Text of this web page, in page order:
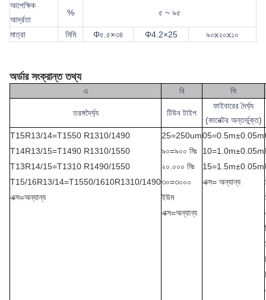
আপেক্ষিক
আর্দ্রতা
% ৫ ~ ৯৫
মাত্রা মিমি Φ৫.৫×৩৪ Φ4.2×25 ৯০x২০x১০
অর্ডার সংক্রান্ত তথ্য
এ বি সি
তরঙ্গদৈর্ঘ্য টিউব টাইপ
ফাইবারের দৈর্ঘ্য
(কানেক্টর অন্তর্ভুক্ত)
T15R13/14=T1550 R1310/1490
T14R13/15=T1490 R1310/1550
T13R14/15=T1310 R1490/1550
T15/16R13/14=T1550/1610R1310/1490
এক্স=অন্যান্য
25=250um
৯০=৯০০ মিঃ
২০.০০০ মিঃ
৩০=৩০০০
ইউম
এক্স=অন্যান্য
05=0.5m±0.05m
10=1.0m±0.05m
15=1.5m±0.05m
এক্স= অন্যান্য